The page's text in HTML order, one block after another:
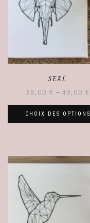
SEAL
38,00 € – 49,00 €
CHOIX DES OPTIONS